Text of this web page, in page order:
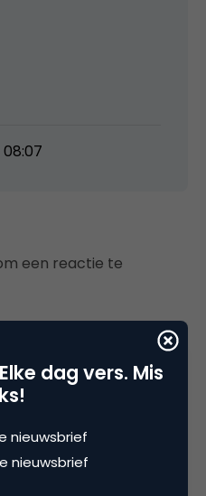
een reactie te
Zomercheck –
dag vers. Mis
nieuwsbrief
nieuwsbrief